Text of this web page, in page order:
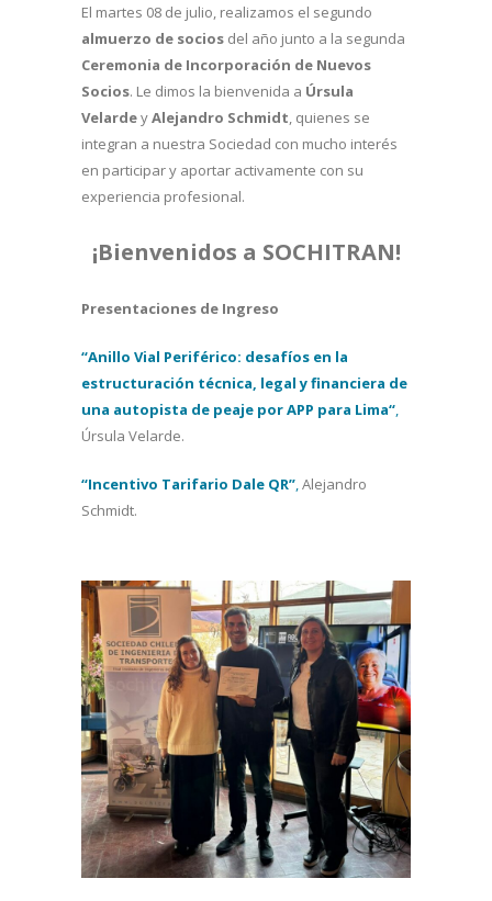
El martes 08 de julio, realizamos el segundo
almuerzo de socios del año junto a la segunda
Ceremonia de Incorporación de Nuevos
Socios. Le dimos la bienvenida a Úrsula
VelardeyAlejandro Schmidt, quienes se
integran a nuestra Sociedad con mucho interés
en participar y aportar activamente con su
experiencia profesional.
¡Bienvenidos a SOCHITRAN!
Presentaciones de Ingreso
“Anillo Vial Periférico: desafíos en la
estructuración técnica, legal y financiera de
una autopista de peaje por APP para Lima“,
Úrsula Velarde.
“Incentivo Tarifario Dale QR”,Alejandro
Schmidt.